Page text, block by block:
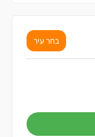
בחר עיר